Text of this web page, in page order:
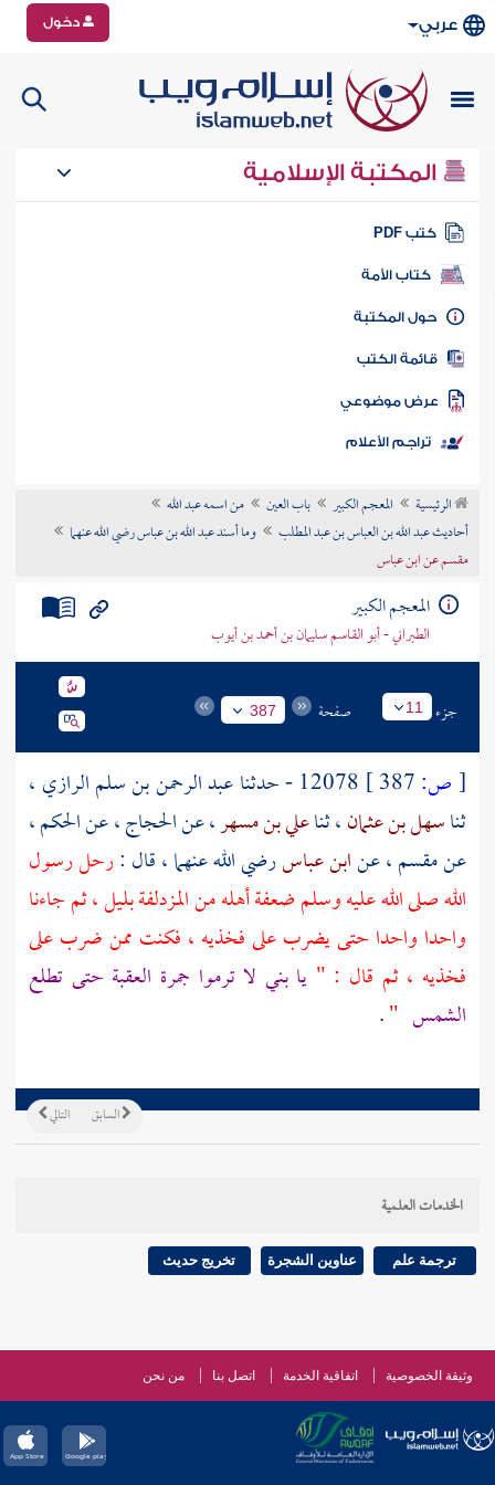
عربي دخول
المكتبة الإسلامية
كتب PDF
كتاب الأمة
المكتبة
الكتب
موضوعي
تراجم الأعلام
الرئيسية المعجم الكبير باب العين
من اسمه عبد الله
أحاديث عبد الله بن العباس بن عبد المطلب
وما أسند عبد الله بن عباس رضي الله عنهما
مقسم عن ابن عباس
المعجم الكبير
الطبراني - أبو القاسم سليمان بن أحمد بن أيوب
جزء 11 صفحة 387
[ص: 12078 - حدثنا عبد الرحمن بن سلم الرازي ،
ثناسهل بن عثمان، ثناعلي بن مسهر، عنالحجاج، عنالحكم،
عنمقسم، عنابن عباسرضي الله عنهما ، قال :رحل رسول
الله صلى الله عليه وسلم ضعفة أهله منالمزدلفةبليل ، ثم جاءنا
واحدا واحدا حتى يضرب على فخذيه ، فكنت ممن ضرب على
فخذيه ، ثم قال : " يا بني لا ترموا جمرة العقبة حتى تطلع
الشمس "
.
التالي السابق
الخدمات العلمية
ترجمة علم عناوين الشجرة تخريج حديث
وثيقة الخصوصية اتفاقية الخدمة اتصل بنا من نحن